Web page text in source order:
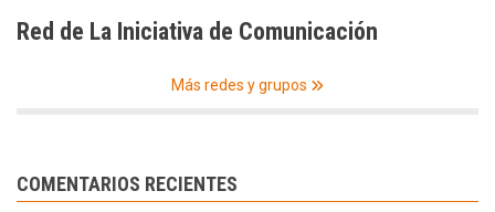
Red de La Iniciativa de Comunicación
Más redes y grupos
COMENTARIOS RECIENTES